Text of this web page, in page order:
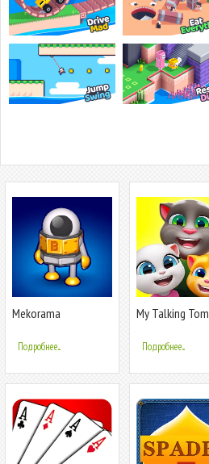
Mekorama
Подробнее...
My Talking Tom
Подробнее...